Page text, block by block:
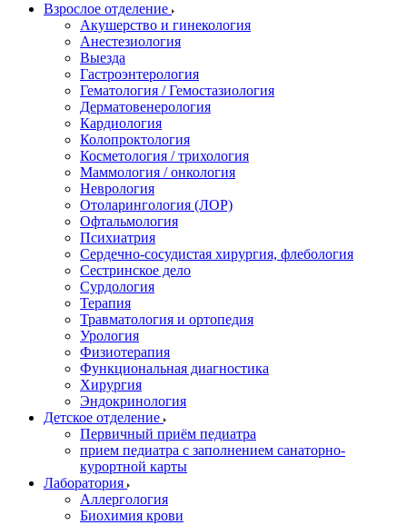
Взрослое отделение
Акушерство и гинекология
Анестезиология
Выезда
Гастроэнтерология
Гематология / Гемостазиология
Дерматовенерология
Кардиология
Колопроктология
Косметология / трихология
Маммология / онкология
Неврология
Отоларингология (ЛОР)
Офтальмология
Психиатрия
Сердечно-сосудистая хирургия, флебология
Сестринское дело
Сурдология
Терапия
Травматология и ортопедия
Урология
Физиотерапия
Функциональная диагностика
Хирургия
Эндокринология
Детское отделение
Первичный приём педиатра
прием педиатра с заполнением санаторно-
курортной карты
Лаборатория
Аллергология
Биохимия крови